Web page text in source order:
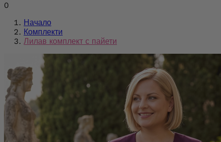
0
Начало
Комплекти
Лилав комплект с пайети